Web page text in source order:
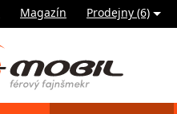
Magazín Prodejny (6)